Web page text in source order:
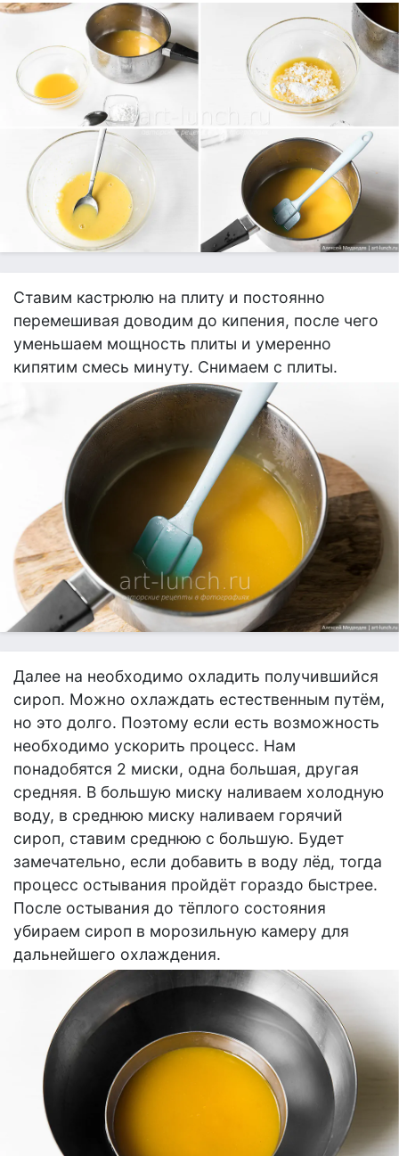
Ставим кастрюлю на плиту и постоянно
перемешивая доводим до кипения, после чего
уменьшаем мощность плиты и умеренно
кипятим смесь минуту. Снимаем с плиты.
Далее на необходимо охладить получившийся
сироп. Можно охлаждать естественным путём,
но это долго. Поэтому если есть возможность
необходимо ускорить процесс. Нам
понадобятся 2 миски, одна большая, другая
средняя. В большую миску наливаем холодную
воду, в среднюю миску наливаем горячий
сироп, ставим среднюю с большую. Будет
замечательно, если добавить в воду лёд, тогда
процесс остывания пройдёт гораздо быстрее.
После остывания до тёплого состояния
убираем сироп в морозильную камеру для
дальнейшего охлаждения.